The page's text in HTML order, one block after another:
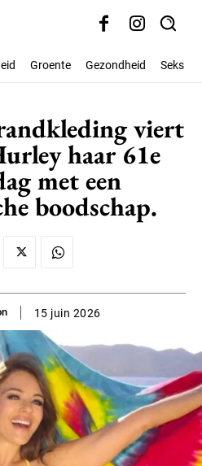
Groente Gezondheid Seks
viert
haar 61e
met een
boodschap.
15 juin 2026